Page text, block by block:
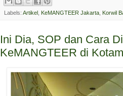
Labels: Artikel KeMANGTEER Jakarta Korwil
Ini Dia, SOP dan Cara
KeMANGTEER di